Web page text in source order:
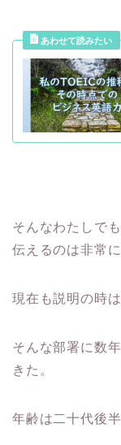
そんなわたしで
伝えるのは非常に
現在も説明の時
そんな部署に数
きた。
年齢は二十代後半